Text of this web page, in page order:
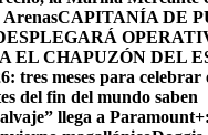
ArenasCAPITANÍA DE
EL CHAPUZÓN DEL
tres meses para
del fin del mundo saben
llega a